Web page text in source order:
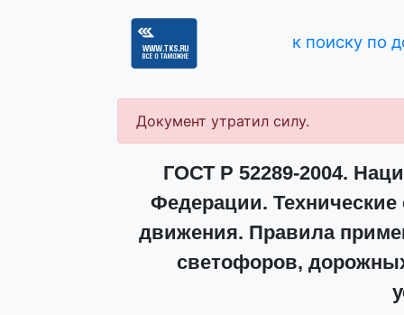
к поиску по
Документ утратил силу.
ГОСТ Р 52289-2004.
Федерации. Технические
движения. Правила
светофоров,